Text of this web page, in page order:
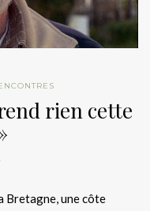
rien cette
Bretagne, une côte